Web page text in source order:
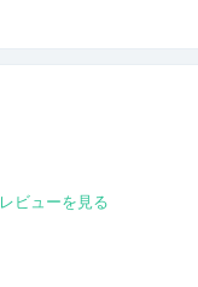
レビューを見る